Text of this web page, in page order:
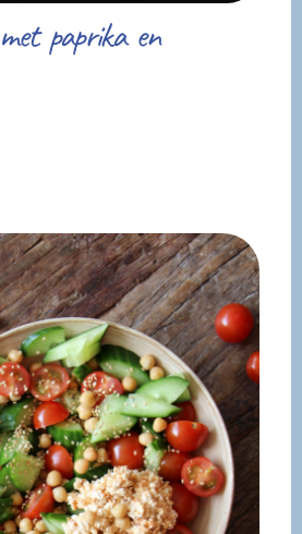
paprika en